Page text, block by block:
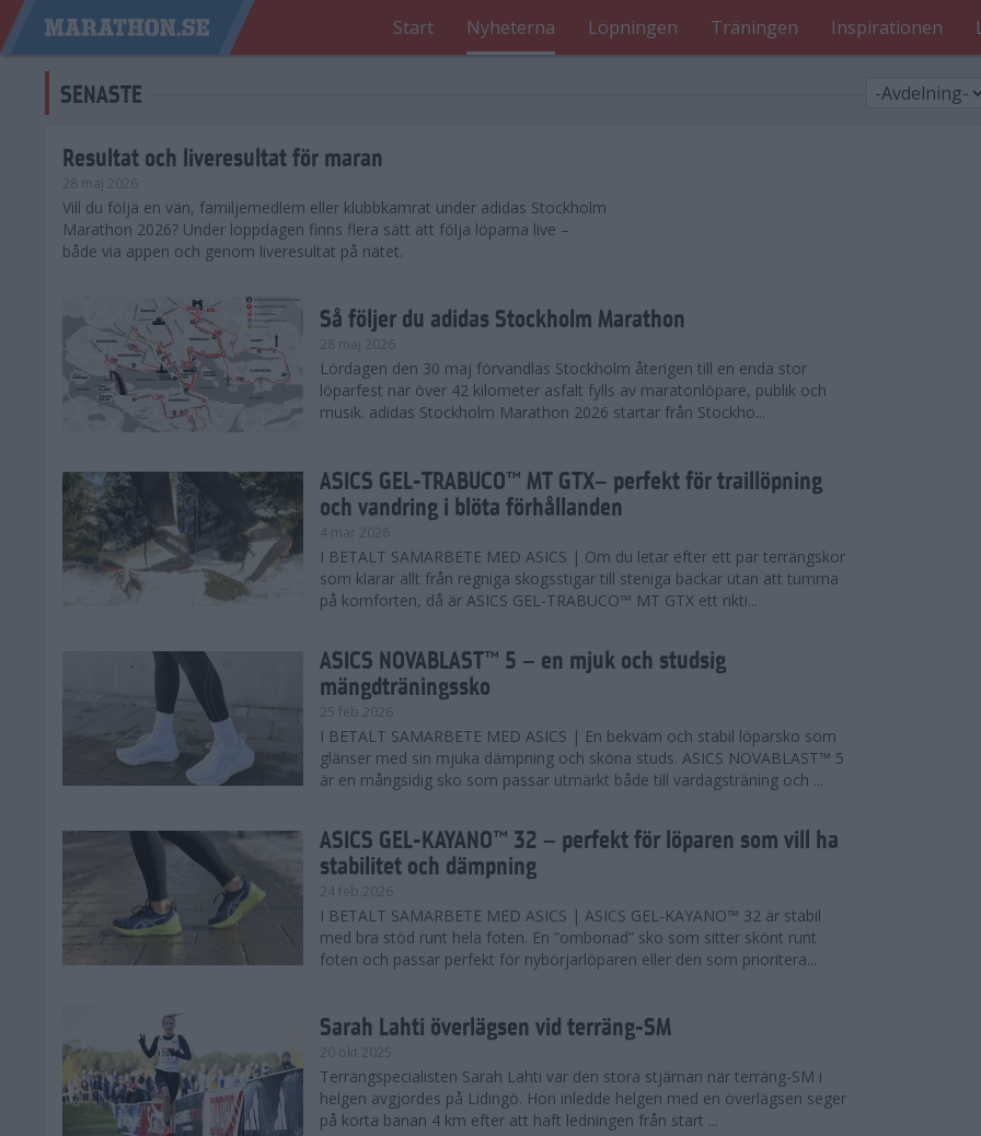
Start Nyheterna Löpningen Träningen Inspirationen
SENASTE
Resultat och liveresultat för maran
28 maj 2026
​Vill du följa en vän, familjemedlem eller klubbkamrat under adidas Stockholm
Marathon 2026? Under loppdagen finns flera sätt att följa löparna live –
både via appen och genom liveresultat på nätet.
Så följer du adidas Stockholm Marathon
28 maj 2026
Lördagen den 30 maj förvandlas Stockholm återigen till en enda stor
löparfest när över 42 kilometer asfalt fylls av maratonlöpare, publik och
musik. adidas Stockholm Marathon 2026 startar från Stockho...
ASICS GEL-TRABUCO™ MT GTX– perfekt för traillöpning
och vandring i blöta förhållanden
4 mar 2026
I BETALT SAMARBETE MED ASICS | Om du letar efter ett par terrängskor
som klarar allt från regniga skogsstigar till steniga backar utan att tumma
på komforten, då är ASICS GEL-TRABUCO™ MT GTX ett rikti...
ASICS NOVABLAST™ 5 – en mjuk och studsig
mängdträningssko
25 feb 2026
I BETALT SAMARBETE MED ASICS | En bekväm och stabil löparsko som
glänser med sin mjuka dämpning och sköna studs. ASICS NOVABLAST™ 5
är en mångsidig sko som passar utmärkt både till vardagsträning och ...
ASICS GEL-KAYANO™ 32 – perfekt för löparen som vill ha
stabilitet och dämpning
24 feb 2026
I BETALT SAMARBETE MED ASICS | ASICS GEL-KAYANO™ 32 är stabil
med bra stöd runt hela foten. En ”ombonad” sko som sitter skönt runt
foten och passar perfekt för nybörjarlöparen eller den som prioritera...
Sarah Lahti överlägsen vid terräng-SM
20 okt 2025
Terrängspecialisten Sarah Lahti var den stora stjärnan när terräng-SM i
helgen avgjordes på Lidingö. Hon inledde helgen med en överlägsen seger
på korta banan 4 km efter att haft ledningen från start ...